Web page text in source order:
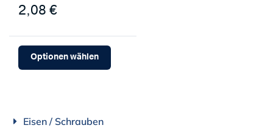
2,08 €
Optionen wählen
Eisen / Schrauben